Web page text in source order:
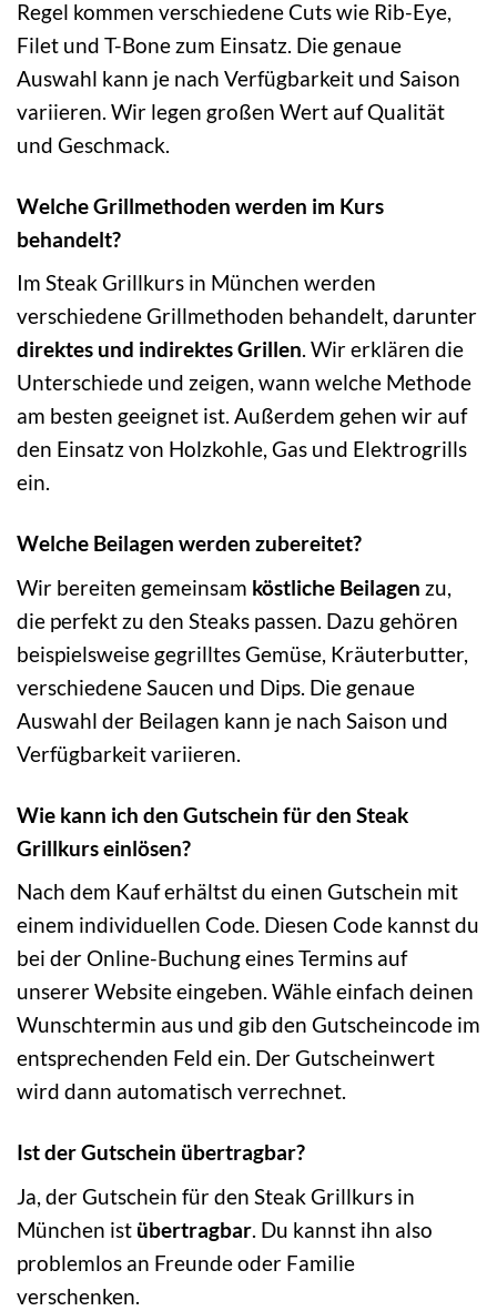
Regel kommen verschiedene Cuts wie Rib-Eye,
Filet und T-Bone zum Einsatz. Die genaue
Auswahl kann je nach Verfügbarkeit und Saison
variieren. Wir legen großen Wert auf Qualität
und Geschmack.
Welche Grillmethoden werden im Kurs
behandelt?
Im Steak Grillkurs in München werden
verschiedene Grillmethoden behandelt, darunter
direktes und indirektes Grillen. Wir erklären die
Unterschiede und zeigen, wann welche Methode
am besten geeignet ist. Außerdem gehen wir auf
den Einsatz von Holzkohle, Gas und Elektrogrills
ein.
Welche Beilagen werden zubereitet?
Wir bereiten gemeinsam köstliche Beilagen zu,
die perfekt zu den Steaks passen. Dazu gehören
beispielsweise gegrilltes Gemüse, Kräuterbutter,
verschiedene Saucen und Dips. Die genaue
Auswahl der Beilagen kann je nach Saison und
Verfügbarkeit variieren.
Wie kann ich den Gutschein für den Steak
Grillkurs einlösen?
Nach dem Kauf erhältst du einen Gutschein mit
einem individuellen Code. Diesen Code kannst du
bei der Online-Buchung eines Termins auf
unserer Website eingeben. Wähle einfach deinen
Wunschtermin aus und gib den Gutscheincode im
entsprechenden Feld ein. Der Gutscheinwert
wird dann automatisch verrechnet.
Ist der Gutschein übertragbar?
Ja, der Gutschein für den Steak Grillkurs in
München ist übertragbar. Du kannst ihn also
problemlos an Freunde oder Familie
verschenken.